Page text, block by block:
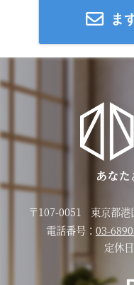
ま
〒107-0051
東京都
電話番号： 03-
定休日